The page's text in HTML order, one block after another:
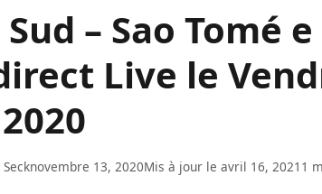
– Sao Tomé
Live le
novembre 13, 2020Mis à jour le avril 16, 2021 1